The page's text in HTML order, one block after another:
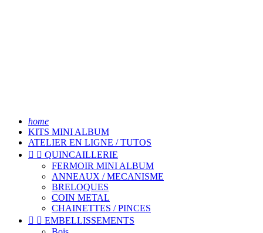
home
KITS MINI ALBUM
ATELIER EN LIGNE / TUTOS
  QUINCAILLERIE
FERMOIR MINI ALBUM
ANNEAUX / MECANISME
BRELOQUES
COIN METAL
CHAINETTES / PINCES
  EMBELLISSEMENTS